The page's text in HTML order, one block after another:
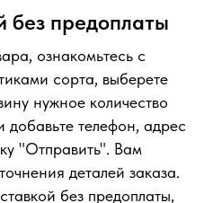
без предоплаты
ознакомьтесь с
сорта, выберете
нужное количество
телефон, адрес
"Отправить". Вам
деталей заказа.
без предоплаты,